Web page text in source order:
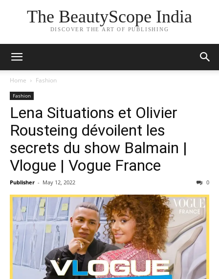
The BeautyScope India
DISCOVER THE ART OF PUBLISHING
Home Fashion
Fashion
Lena Situations et Olivier
Rousteing dévoilent les
secrets du show Balmain |
Vlogue | Vogue France
Publisher - May 12, 2022 0